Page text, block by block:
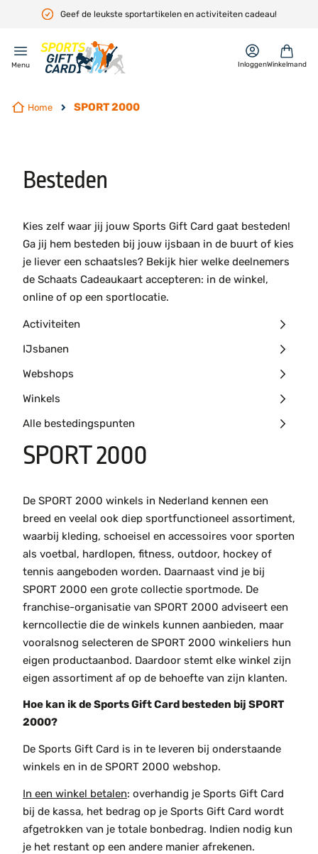
Geef de leukste sportartikelen en activiteiten cadeau!
Menu InloggenWinkelmand
Home SPORT 2000
Besteden
Kies zelf waar jij jouw Sports Gift Card gaat besteden!
Ga jij hem besteden bij jouw ijsbaan in de buurt of kies
je liever een schaatsles? Bekijk hier welke deelnemers
de Schaats Cadeaukaart accepteren: in de winkel,
online of op een sportlocatie.
Activiteiten
IJsbanen
Webshops
Winkels
Alle bestedingspunten
SPORT 2000
De SPORT 2000 winkels in Nederland kennen een
breed en veelal ook diep sportfunctioneel assortiment,
waarbij kleding, schoeisel en accessoires voor sporten
als voetbal, hardlopen, fitness, outdoor, hockey of
tennis aangeboden worden. Daarnaast vind je bij
SPORT 2000 een grote collectie sportmode. De
franchise-organisatie van SPORT 2000 adviseert een
kerncollectie die de winkels kunnen aanbieden, maar
vooralsnog selecteren de SPORT 2000 winkeliers hun
eigen productaanbod. Daardoor stemt elke winkel zijn
eigen assortiment af op de behoefte van zijn klanten.
Hoe kan ik de Sports Gift Card besteden bij SPORT
2000?
De Sports Gift Card is in te leveren bij onderstaande
winkels en in de SPORT 2000 webshop.
In een winkel betalen: overhandig je Sports Gift Card
bij de kassa, het bedrag op je Sports Gift Card wordt
afgetrokken van je totale bonbedrag. Indien nodig kun
je het restant op een andere manier afrekenen.